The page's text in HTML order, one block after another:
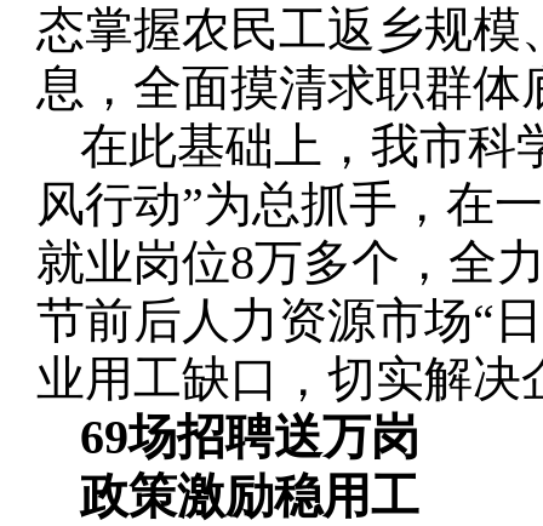
态掌握农民工返乡规
息，全面摸清求职群
在此基础上，我市科
风行动”为总抓手，在
就业岗位8万多个，全
节前后人力资源市场“
业用工缺口，切实解决
69场招聘送万岗
政策激励稳用工